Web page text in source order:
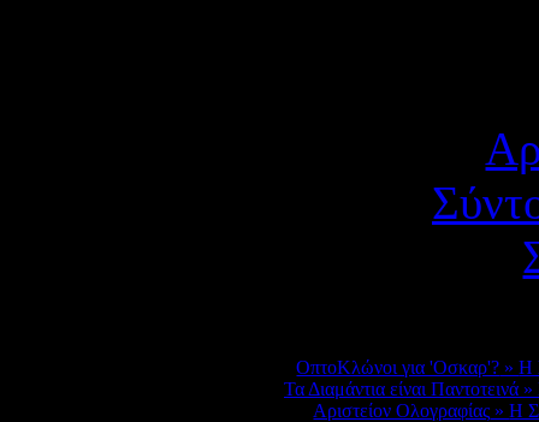
ΟπτοΚλώνοι για 'Οσκαρ'? »Η
Τα Διαμάντια είναι Παντοτεινά »
Αριστείον Ολογραφίας »Η